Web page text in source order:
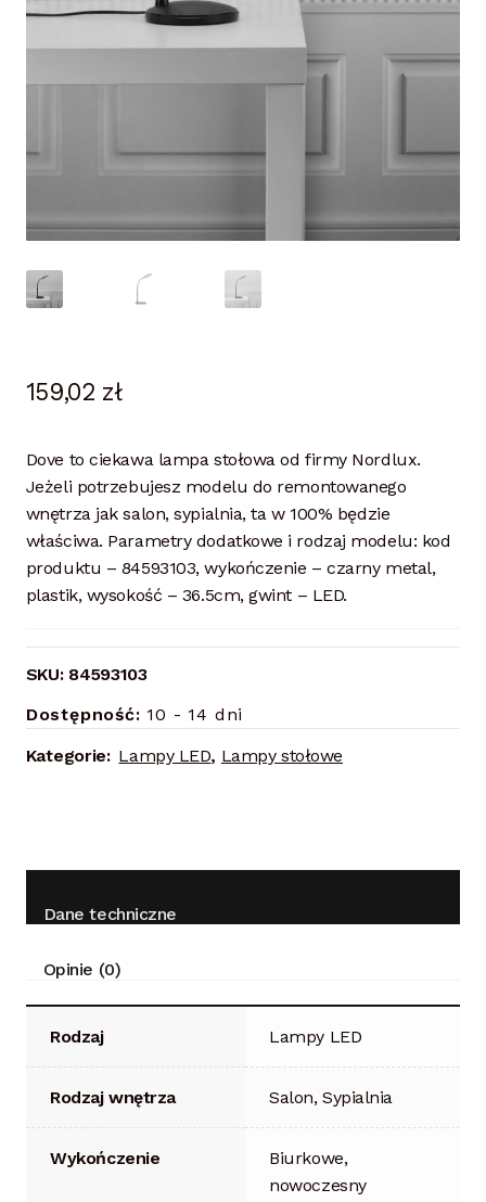
159,02 zł
Dove to ciekawa lampa stołowa od firmy Nordlux.
Jeżeli potrzebujesz modelu do remontowanego
wnętrza jak salon, sypialnia, ta w 100% będzie
właściwa. Parametry dodatkowe i rodzaj modelu: kod
produktu – 84593103, wykończenie – czarny metal,
plastik, wysokość – 36.5cm, gwint – LED.
SKU: 84593103
Dostępność: 10 - 14 dni
Kategorie: Lampy LED, Lampy stołowe
Dane techniczne
Opinie (0)
Rodzaj Lampy LED
Rodzaj wnętrza Salon, Sypialnia
Wykończenie
Biurkowe,
nowoczesny